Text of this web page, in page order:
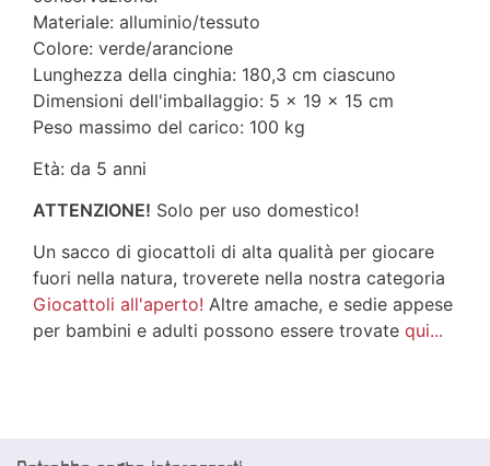
Materiale: alluminio/tessuto
Colore: verde/arancione
Lunghezza della cinghia: 180,3 cm ciascuno
Dimensioni dell'imballaggio: 5 x 19 x 15 cm
Peso massimo del carico: 100 kg
Età: da 5 anni
ATTENZIONE! Solo per uso domestico!
Un sacco di giocattoli di alta qualità per giocare
fuori nella natura, troverete nella nostra categoria
Giocattoli all'aperto! Altre amache, e sedie appese
per bambini e adulti possono essere trovate qui...